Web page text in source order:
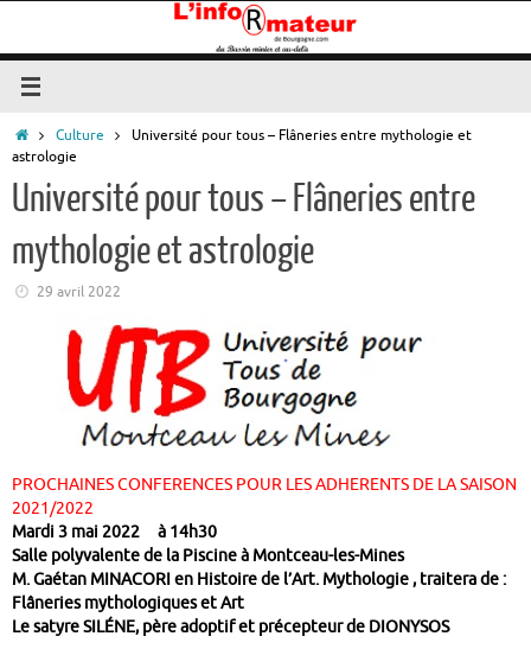
contenu
Accueil
Culture
Université pour tous – Flâneries entre mythologie et
astrologie
Université pour tous – Flâneries entre
mythologie et astrologie
29 avril 2022
PROCHAINES CONFERENCES POUR LES ADHERENTS DE LA SAISON
2021/2022
Mardi 3 mai 2022 à 14h30
Salle polyvalente de la Piscine à Montceau-les-Mines
M. Gaétan MINACORIen Histoire de l’Art. Mythologie , traitera de :
Flâneries mythologiques et Art
Le satyre SILÉNE, père adoptif et précepteur de DIONYSOS